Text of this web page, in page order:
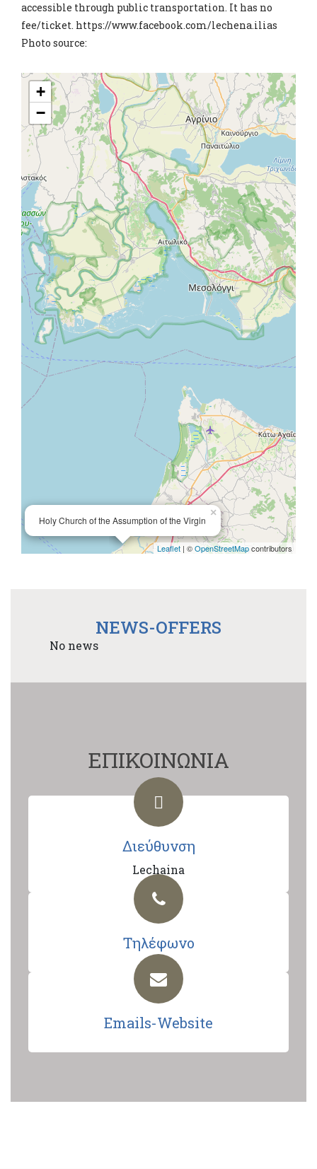
accessible through public transportation. It has no
fee/ticket. https://www.facebook.com/lechena.ilias
Photo source:
Holy Church of the Assumption of the Virgin
×
+
−
Leaflet | ©OpenStreetMapcontributors
NEWS-OFFERS
No news
ΕΠΙΚΟΙΝΩΝΙΑ
Διεύθυνση
Lechaina
Τηλέφωνο
Emails-Website